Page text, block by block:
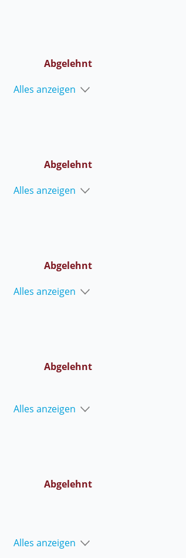
Abgelehnt
Alles anzeigen
Abgelehnt
Alles anzeigen
Abgelehnt
Alles anzeigen
Abgelehnt
Alles anzeigen
Abgelehnt
Alles anzeigen